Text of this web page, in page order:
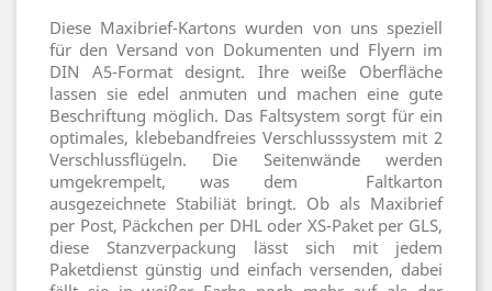
Diese Maxibrief-Kartons wurden von uns speziell
für den Versand von Dokumenten und Flyern im
DIN A5-Format designt. Ihre weiße Oberfläche
lassen sie edel anmuten und machen eine gute
Beschriftung möglich. Das Faltsystem sorgt für ein
optimales, klebebandfreies Verschlusssystem mit 2
Verschlussflügeln. Die Seitenwände werden
umgekrempelt, was dem Faltkarton
ausgezeichnete Stabiliät bringt. Ob als Maxibrief
per Post, Päckchen per DHL oder XS-Paket per GLS,
diese Stanzverpackung lässt sich mit jedem
Paketdienst günstig und einfach versenden, dabei